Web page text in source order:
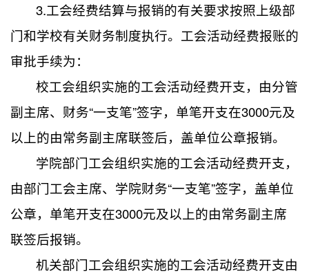
3.工会经费结算与报销的有关要求按照上级部
门和学校有关财务制度执行。工会活动经费报账的
审批手续为：
校工会组织实施的工会活动经费开支，由分管
副主席、财务“一支笔”签字，单笔开支在3000元及
以上的由常务副主席联签后，盖单位公章报销。
学院部门工会组织实施的工会活动经费开支，
由部门工会主席、学院财务“一支笔”签字，盖单位
公章，单笔开支在3000元及以上的由常务副主席
联签后报销。
机关部门工会组织实施的工会活动经费开支由